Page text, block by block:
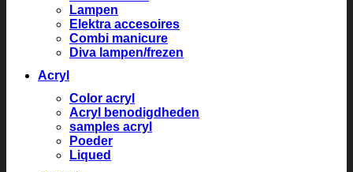
Lampen
Elektra accesoires
Combi manicure
Diva lampen/frezen
Acryl
Color acryl
Acryl benodigdheden
samples acryl
Poeder
Liqued